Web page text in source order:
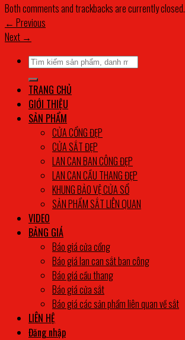
Both comments and trackbacks are currently closed.
← Previous
Next →
Tìm
kiếm:
TRANG CHỦ
GIỚI THIỆU
SẢN PHẨM
CỬA CỔNG ĐẸP
CỬA SẮT ĐẸP
LAN CAN BAN CÔNG ĐẸP
LAN CAN CẦU THANG ĐẸP
KHUNG BẢO VỆ CỬA SỔ
SẢN PHẨM SẮT LIÊN QUAN
VIDEO
BẢNG GIÁ
Báo giá cửa cổng
Báo giá lan can sắt ban công
Báo giá cầu thang
Báo giá cửa sắt
Báo giá các sản phẩm liên quan về sắt
LIÊN HỆ
Đăng nhập